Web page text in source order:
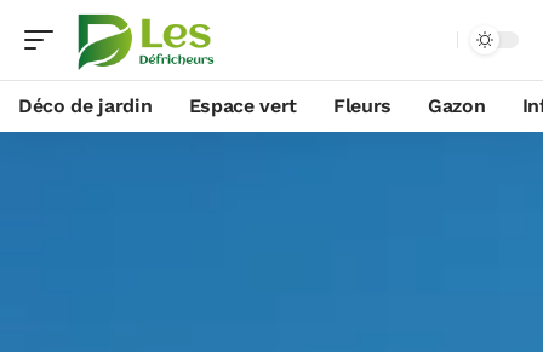
Déco de jardin Espace vert Fleurs Gazon